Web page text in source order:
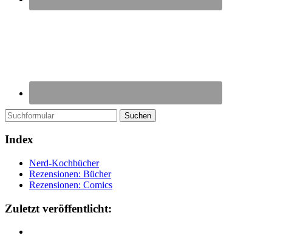
Suchen
Index
Nerd-Kochbücher
Rezensionen: Bücher
Rezensionen: Comics
Zuletzt veröffentlicht: